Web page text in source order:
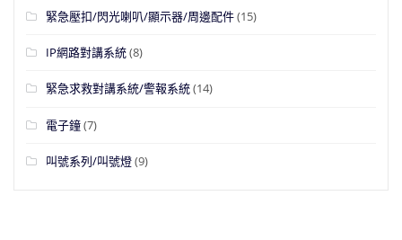
緊急壓扣/閃光喇叭/顯示器/周邊配件(15)
IP網路對講系統(8)
緊急求救對講系統/警報系統(14)
電子鐘(7)
叫號系列/叫號燈(9)